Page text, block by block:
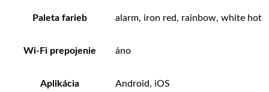
Paleta farieb alarm, iron red, rainbow, white hot
Wi-Fi prepojenie áno
Aplikácia Android, iOS